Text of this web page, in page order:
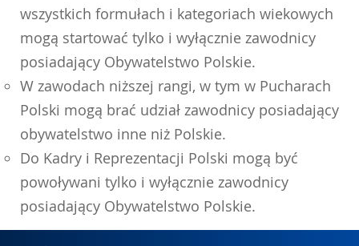
wszystkich formułach i kategoriach wiekowych
mogą startować tylko i wyłącznie zawodnicy
posiadający Obywatelstwo Polskie.
W zawodach niższej rangi, w tym w Pucharach
Polski mogą brać udział zawodnicy posiadający
obywatelstwo inne niż Polskie.
Do Kadry i Reprezentacji Polski mogą być
powoływani tylko i wyłącznie zawodnicy
posiadający Obywatelstwo Polskie.